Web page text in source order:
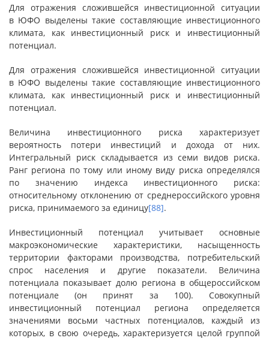
Для отражения сложившейся инвестиционной ситуации
в ЮФО выделены такие составляющие инвестиционного
климата, как инвестиционный риск и инвестиционный
потенциал.
Для отражения сложившейся инвестиционной ситуации
в ЮФО выделены такие составляющие инвестиционного
климата, как инвестиционный риск и инвестиционный
потенциал.
Величина инвестиционного риска характеризует
вероятность потери инвестиций и дохода от них.
Интегральный риск складывается из семи видов риска.
Ранг региона по тому или иному виду риска определялся
по значению индекса инвестиционного риска:
относительному отклонению от среднероссийского уровня
риска, принимаемого за единицу[88].
Инвестиционный потенциал учитывает основные
макроэкономические характеристики, насыщенность
территории факторами производства, потребительский
спрос населения и другие показатели. Величина
потенциала показывает долю региона в общероссийском
потенциале (он принят за 100). Совокупный
инвестиционный потенциал региона определяется
значениями восьми частных потенциалов, каждый из
которых, в свою очередь, характеризуется целой группой